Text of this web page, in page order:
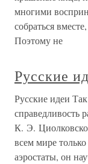
многими
собраться
Поэтому не
Русские
Русские идеи
справедливость
К. Э.
всем мире
аэростаты, он